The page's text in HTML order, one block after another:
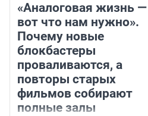
«Аналоговая жизнь —
вот что нам нужно».
Почему новые
блокбастеры
проваливаются, а
повторы старых
фильмов собирают
полные залы